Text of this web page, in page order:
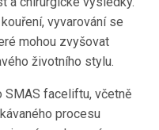
vyvarování se
mohou zvyšovat
životního stylu.
SMAS faceliftu, včetně
procesu